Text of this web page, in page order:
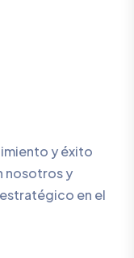
y éxito
nosotros y
en el